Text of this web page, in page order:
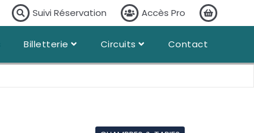
Suivi Réservation Accès Pro
Billetterie Circuits Contact